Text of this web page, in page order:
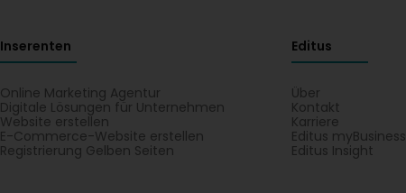
Inserenten
Online Marketing Agentur
Digitale Lösungen für Unternehmen
Website erstellen
E-Commerce-Website erstellen
Registrierung Gelben Seiten
Editus
Über
Kontakt
Karriere
Editus myBusiness
Editus Insight